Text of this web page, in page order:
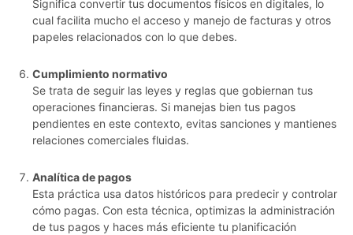
Significa convertir tus documentos físicos en digitales, lo
cual facilita mucho el acceso y manejo de facturas y otros
papeles relacionados con lo que debes.
Cumplimiento normativo
Se trata de seguir las leyes y reglas que gobiernan tus
operaciones financieras. Si manejas bien tus pagos
pendientes en este contexto, evitas sanciones y mantienes
relaciones comerciales fluidas.
Analítica de pagos
Esta práctica usa datos históricos para predecir y controlar
cómo pagas. Con esta técnica, optimizas la administración
de tus pagos y haces más eficiente tu planificación